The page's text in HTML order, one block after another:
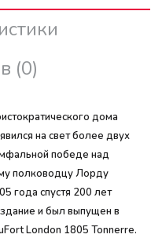
(0)
дома
на свет более двух
победе над
полководцу Лорду
года спустя 200 лет
и был выпущен в
London 1805 Tonnerre.